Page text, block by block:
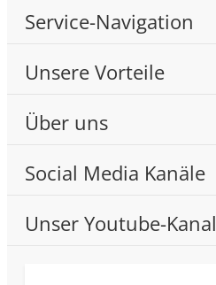
Service-Navigation
Unsere Vorteile
Über uns
Social Media Kanäle
Unser Youtube-Kanal